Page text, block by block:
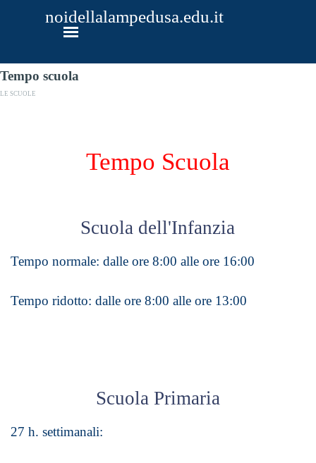
noidellalampedusa.edu.it
Salta menù
Tempo scuola
LE SCUOLE
Tempo Scuola
Scuola dell'Infanzia
Tempo normale: dalle ore 8:00 alle ore 16:00
Tempo ridotto: dalle ore 8:00 alle ore 13:00
Scuola Primaria
27 h. settimanali: